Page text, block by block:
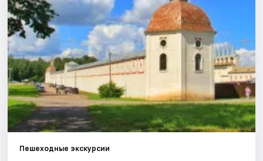
События
Города
Площадки
Артисты
Пешеходные экскурсии